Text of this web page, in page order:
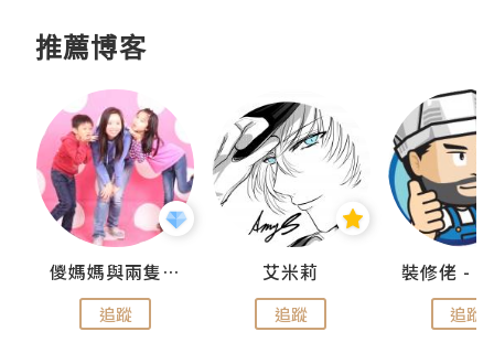
推薦博客
儍媽媽與兩隻小魔怪之家
追蹤
艾米莉
追蹤 追蹤